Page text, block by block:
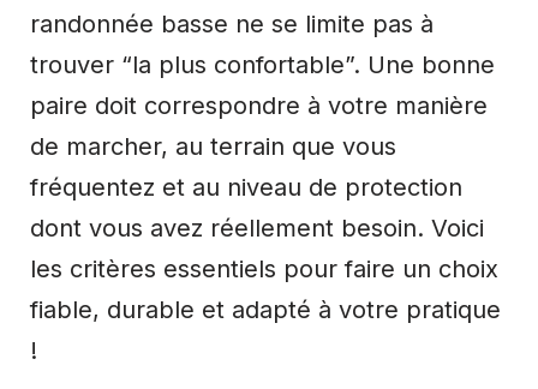
randonnée basse ne se limite pas à
trouver “la plus confortable”. Une bonne
paire doit correspondre à votre manière
de marcher, au terrain que vous
fréquentez et au niveau de protection
dont vous avez réellement besoin. Voici
les critères essentiels pour faire un choix
fiable, durable et adapté à votre pratique
!